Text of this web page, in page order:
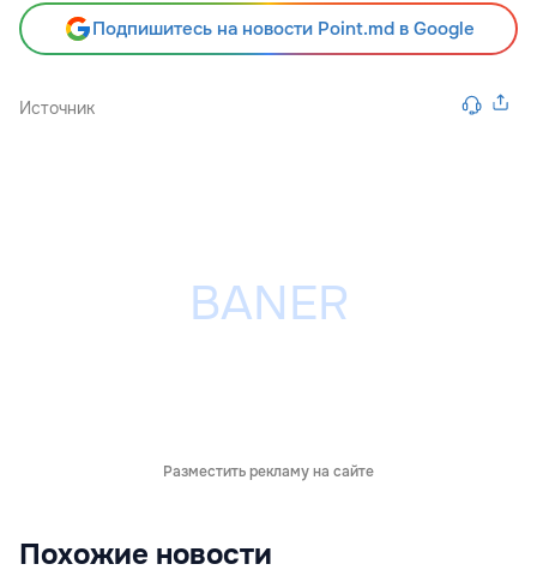
Подпишитесь на новости Point.md в Google
Источник
Разместить рекламу на сайте
Похожие новости